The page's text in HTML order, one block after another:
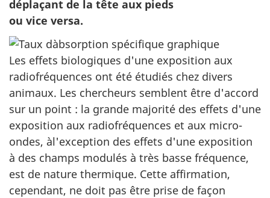
déplaçant de la tête aux pieds
ou vice versa.
Les effets biologiques d'une exposition aux
radiofréquences ont été étudiés chez divers
animaux. Les chercheurs semblent être d'accord
sur un point : la grande majorité des effets d'une
exposition aux radiofréquences et aux micro-
ondes, àl'exception des effets d'une exposition
à des champs modulés à très basse fréquence,
est de nature thermique. Cette affirmation,
cependant, ne doit pas être prise de façon